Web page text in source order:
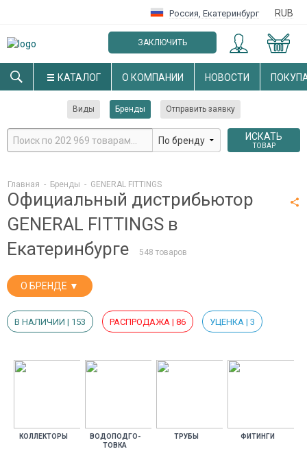
Россия, Екатеринбург RUB
ЗАКЛЮЧИТЬ
ОПТОВЫЙ ДОГОВОР
КАТАЛОГ О КОМПАНИИ НОВОСТИ
Виды Бренды Отправить заявку
ИСКАТЬ
ТОВАР
Главная - Бренды - GENERAL FITTINGS
Официальный дистрибьютор
GENERAL FITTINGS в
Екатеринбурге
548 товаров
О БРЕНДЕ ▼
В НАЛИЧИИ | 153 РАСПРОДАЖА | 86 УЦЕНКА | 3
КОЛ­ЛЕКТО­РЫ
ВО­ДОПОД­ГО­
ТОВ­КА
ТРУ­БЫ ФИ­ТИН­ГИ